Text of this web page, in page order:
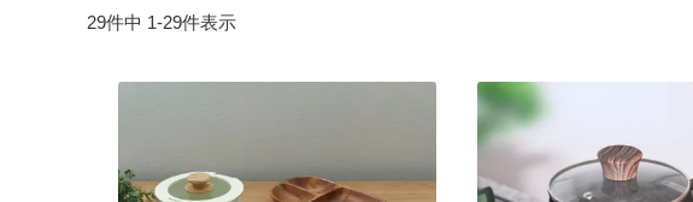
29件中 1-29件表示